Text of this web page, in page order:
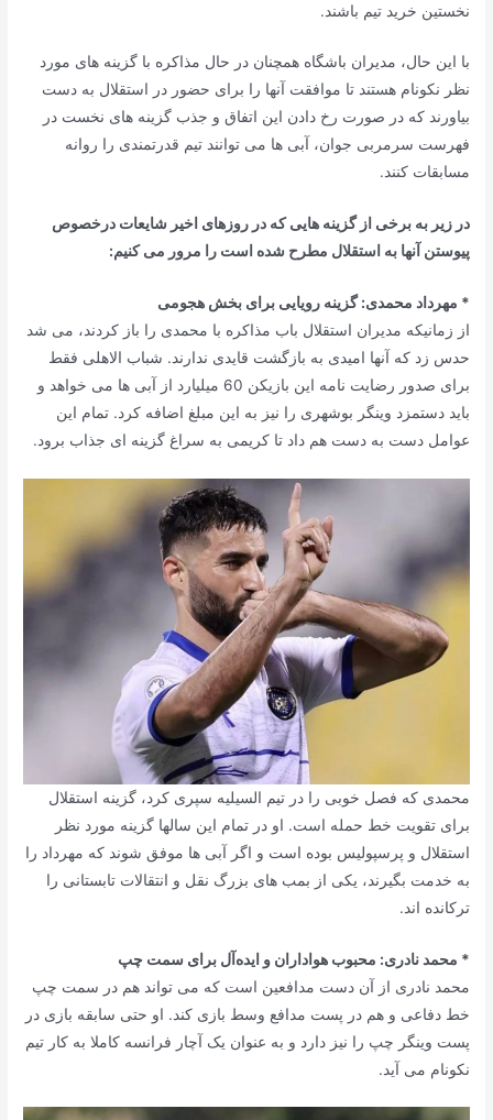
نخستین خرید تیم باشند.
با این حال، مدیران باشگاه همچنان در حال مذاکره با گزینه های مورد
نظر نکونام هستند تا موافقت آنها را برای حضور در استقلال به دست
بیاورند که در صورت رخ دادن این اتفاق و جذب گزینه های نخست در
فهرست سرمربی جوان، آبی ها می توانند تیم قدرتمندی را روانه
مسابقات کنند.
در زیر به برخی از گزینه هایی که در روزهای اخیر شایعات درخصوص
پیوستن آنها به استقلال مطرح شده است را مرور می کنیم:
* مهرداد محمدی: گزینه رویایی برای بخش هجومی
از زمانیکه مدیران استقلال باب مذاکره با محمدی را باز کردند، می شد
حدس زد که آنها امیدی به بازگشت قایدی ندارند. شباب الاهلی فقط
برای صدور رضایت نامه این بازیکن 60 میلیارد از آبی ها می خواهد و
باید دستمزد وینگر بوشهری را نیز به این مبلغ اضافه کرد. تمام این
عوامل دست به دست هم داد تا کریمی به سراغ گزینه ای جذاب برود.
محمدی که فصل خوبی را در تیم السیلیه سپری کرد، گزینه استقلال
برای تقویت خط حمله است. او در تمام این سالها گزینه مورد نظر
استقلال و پرسپولیس بوده است و اگر آبی ها موفق شوند که مهرداد را
به خدمت بگیرند، یکی از بمب های بزرگ نقل و انتقالات تابستانی را
ترکانده اند.
* محمد نادری: محبوب هواداران و ایده‌آل برای سمت چپ
محمد نادری از آن دست مدافعین است که می تواند هم در سمت چپ
خط دفاعی و هم در پست مدافع وسط بازی کند. او حتی سابقه بازی در
پست وینگر چپ را نیز دارد و به عنوان یک آچار فرانسه کاملا به کار تیم
نکونام می آید.